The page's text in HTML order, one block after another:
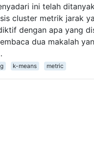
ini telah
cluster metrik jarak
dengan apa yang
dua makalah
k-means metric